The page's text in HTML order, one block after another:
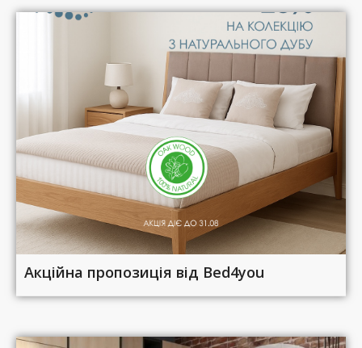
Акційна пропозиція від Bed4you